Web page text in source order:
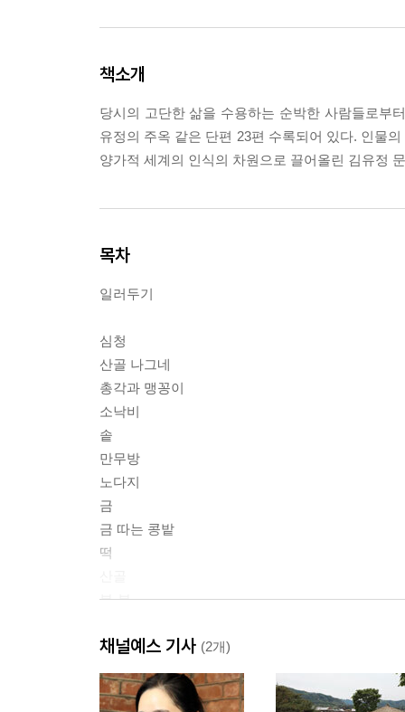
책소개
당시의 고단한 삶을 수용하는 순박한 사람들로부
유정의 주옥 같은 단편 23편 수록되어 있다. 인물
양가적 세계의 인식의 차원으로 끌어올린 김유정
목차
일러두기
심청
산골 나그네
총각과 맹꽁이
소낙비
솥
만무방
노다지
금
금 따는 콩밭
떡
봄·봄
봄과 따라지
따라지
가을
채널예스 기사 (2개)